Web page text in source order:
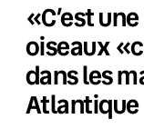
«C’est
oiseaux
dans les
Atlantique